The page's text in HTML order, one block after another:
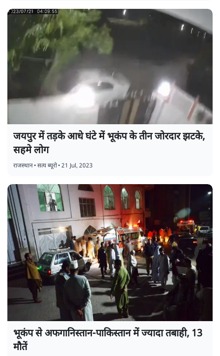
जयपुर में तड़के आधे घंटे में भूकंप के तीन जोरदार झटके,
सहमे लोग
राजस्थान•सत्य ब्यूरो•21 Jul, 2023
भूकंप से अफगानिस्तान-पाकिस्तान में ज्यादा तबाही, 13
मौतें